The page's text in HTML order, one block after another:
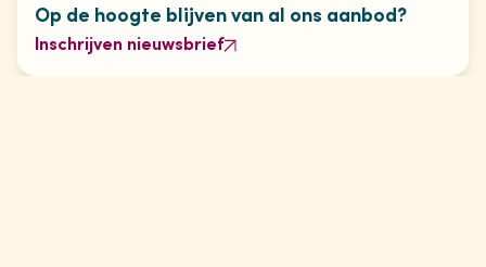
Op de hoogte blijven van al ons aanbod?
Inschrijven nieuwsbrief